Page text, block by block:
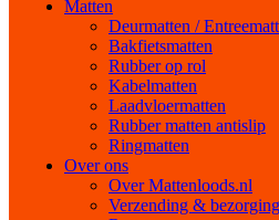
Matten
Deurmatten /
Bakfietsmatten
Rubber op rol
Kabelmatten
Laadvloermatten
Rubber matten antislip
Ringmatten
Over ons
Over Mattenloods.nl
Verzending & bezorging